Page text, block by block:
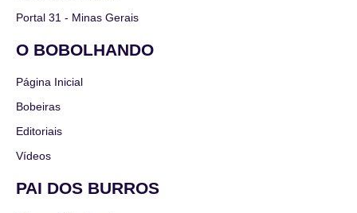
Portal 31 - Minas Gerais
O BOBOLHANDO
Página Inicial
Bobeiras
Editoriais
Vídeos
PAI DOS BURROS